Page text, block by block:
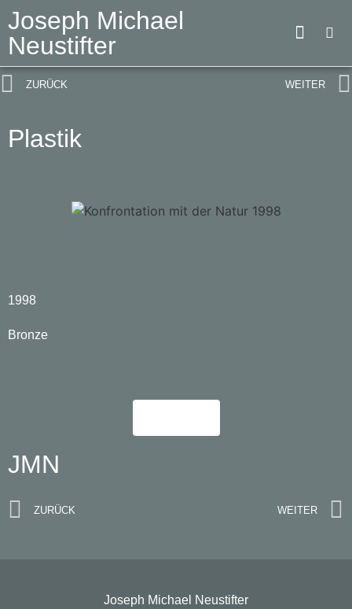
Joseph Michael
Neustifter
ZURÜCK WEITER
Plastik
1998
Bronze
JMN
ZURÜCK WEITER
Joseph Michael Neustifter